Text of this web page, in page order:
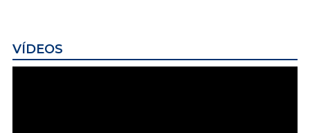
VÍDEOS